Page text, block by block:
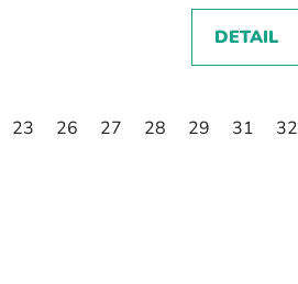
DETAIL
23 26 27 28 29 31 32